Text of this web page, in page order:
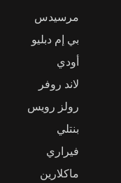
مرسيدس
بي إم دبليو
أودي
لاند روفر
رولز رويس
بنتلي
فيراري
ماكلارين